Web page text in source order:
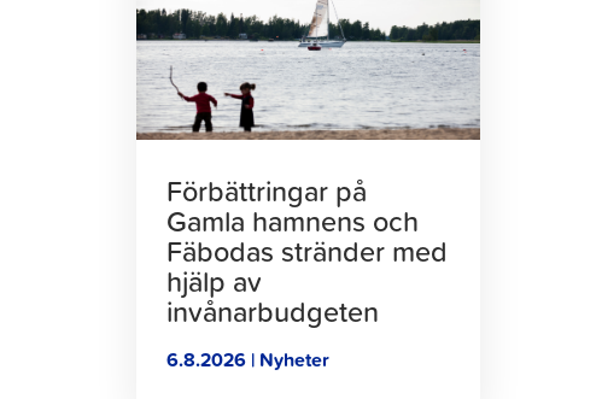
att
läsa
artikeln
Förbättringar på
Gamla hamnens och
Fäbodas stränder med
hjälp av
invånarbudgeten
6.8.2026 | Nyheter